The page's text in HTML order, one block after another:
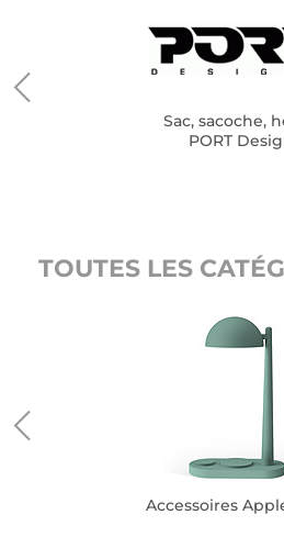
Sac, sacoche,
PORT
TOUTES LES
Accessoires